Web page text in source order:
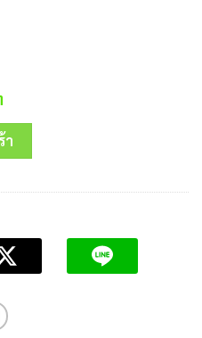
.
price
is:
35.00 บาท.
W สีขาว CHANG ชิ้น
า